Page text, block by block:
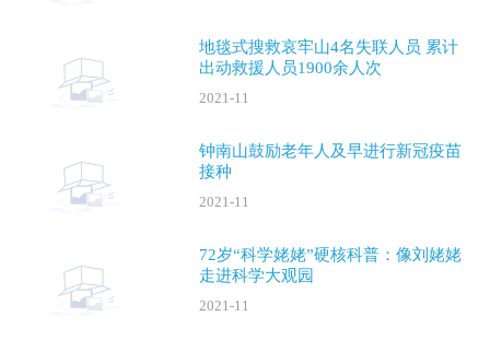
地毯式搜救哀牢山4名失联人员 累计
出动救援人员1900余人次
2021-11
钟南山鼓励老年人及早进行新冠疫苗
接种
2021-11
72岁“科学姥姥”硬核科普：像刘姥姥
走进科学大观园
2021-11